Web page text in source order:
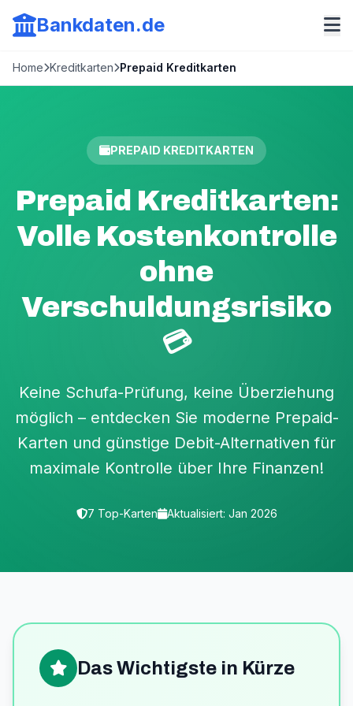
Bankdaten.de
Home Kreditkarten Prepaid Kreditkarten
PREPAID KREDITKARTEN
Prepaid Kreditkarten:
Volle Kostenkontrolle
ohne
Verschuldungsrisiko
💳
Keine Schufa-Prüfung, keine Überziehung
möglich – entdecken Sie moderne Prepaid-
Karten und günstige Debit-Alternativen für
maximale Kontrolle über Ihre Finanzen!
7 Top-Karten Aktualisiert: Jan 2026
Das Wichtigste in Kürze